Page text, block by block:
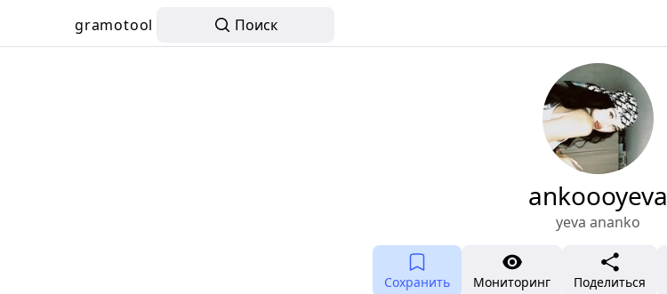
gramotool Поиск
ankoooyeva
yeva ananko
Сохранить Мониторинг Поделиться